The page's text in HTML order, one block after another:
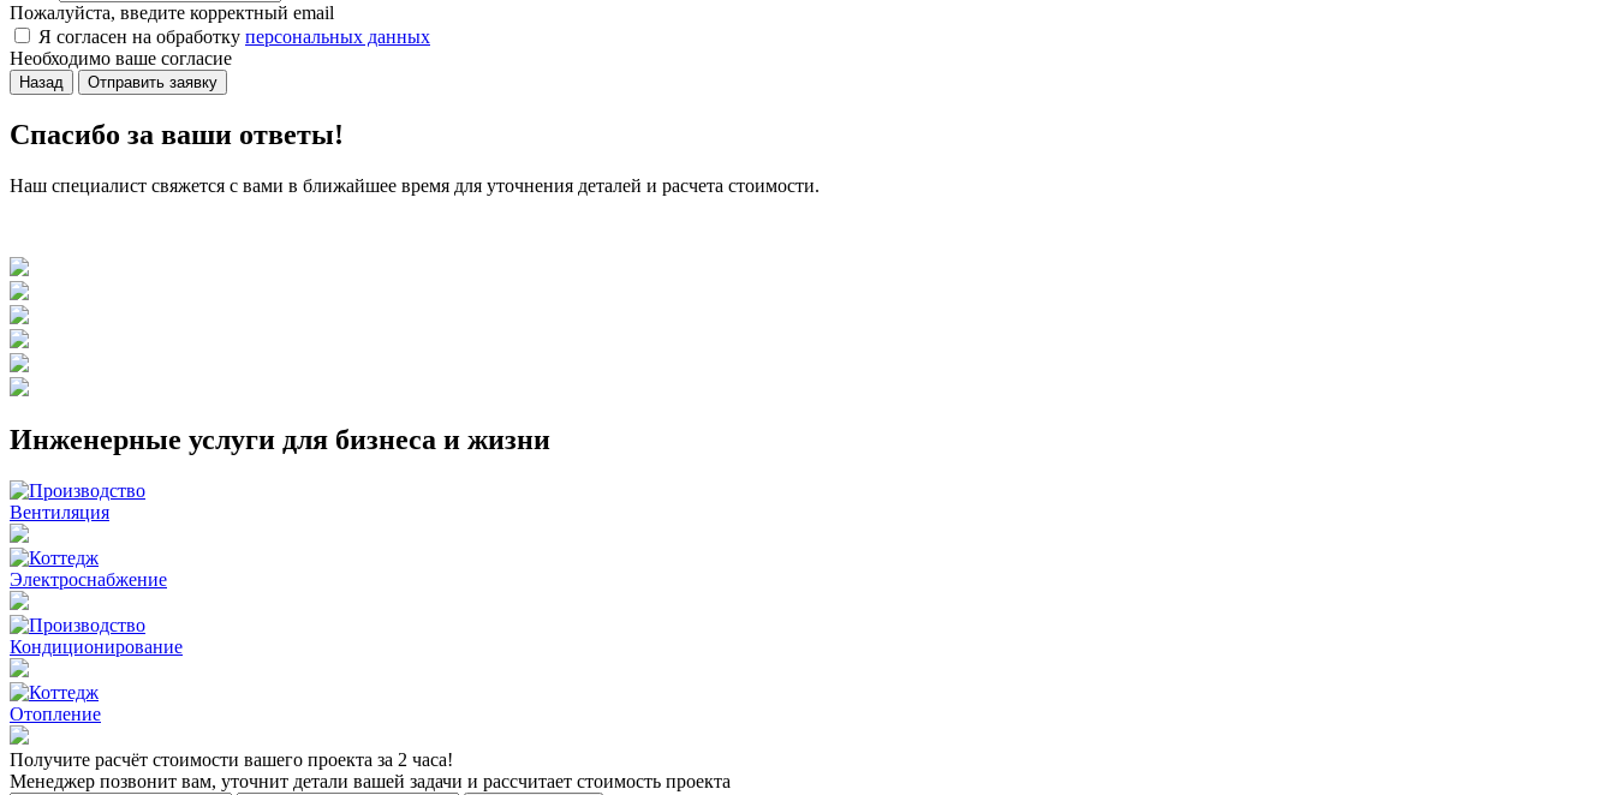
Пожалуйста, введите корректный email
Я согласен на обработку персональных данных
Необходимо ваше согласие
Назад Отправить заявку
Спасибо за ваши ответы!
Наш специалист свяжется с вами в ближайшее время для уточнения деталей и расчета стоимости.
Инженерные услуги для бизнеса и жизни
Вентиляция
Электроснабжение
Кондиционирование
Отопление
Получите расчёт стоимости вашего проекта за 2 часа!
Менеджер позвонит вам, уточнит детали вашей задачи и рассчитает стоимость проекта